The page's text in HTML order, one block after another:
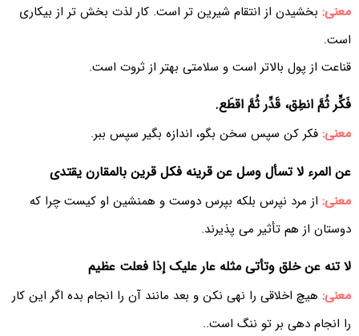
معنی: بخشیدن از انتقام شیرین تر است. کار لذت بخش تر از بیکاری
است.
قناعت از پول بالاتر است و سلامتی بهتر از ثروت است.
فَکِّر ثُمَّ انطِق، قَدِّر ثُمَّ اقطَع.
معنی: فکر کن سپس سخن بگو، اندازه بگیر سپس ببر.
عن المرء لا تسأل وسل عن قرینه فکل قرین بالمقارن یقتدی
معنی: از مرد نپرس بلکه بپرس دوست و همنشین او کیست چرا که
دوستان از هم تأثیر می پذیرند.
لا تنه عن خلق وتأتی مثله عار علیک إذا فعلت عظیم
معنی: هیچ اخلاقی را نهی نکن و بعد مانند آن را انجام بده اگر این کار
را انجام دهی بر تو ننگ است..